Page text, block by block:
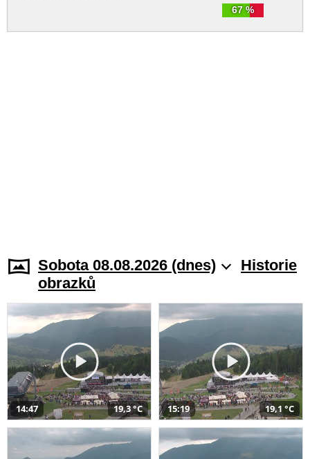
67 %
Sobota 08.08.2026 (dnes)
Historie
obrazků
14:47 19,3 °C 15:19 19,1 °C